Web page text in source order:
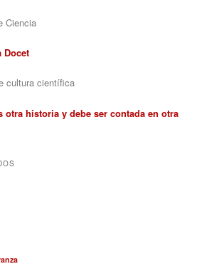
Ciencia
Docet
cultura científica
otra historia y debe ser contada en otra